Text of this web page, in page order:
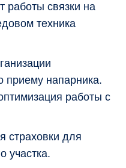
работы связки на
техника
приему напарника.
работы с
страховки для
участка.